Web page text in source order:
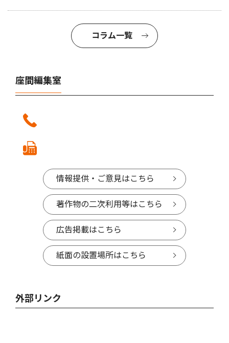
コラム一覧
座間編集室
情報提供・ご意見はこちら
著作物の二次利用等はこちら
広告掲載はこちら
紙面の設置場所はこちら
外部リンク